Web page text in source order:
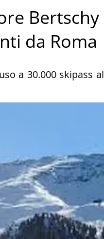
Bertschy
da Roma
a 30.000 skipass al